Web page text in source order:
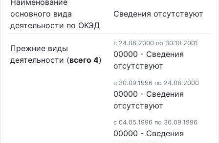
Наименование
основного вида
деятельности по ОКЭД
Cведения отсутствуют
Прежние виды
деятельности (всего 4)
c 24.08.2000 по 30.10.2001
00000 - Cведения
отсутствуют
c 30.09.1996 по 24.08.2000
00000 - Cведения
отсутствуют
c 04.05.1996 по 30.09.1996
00000 - Cведения